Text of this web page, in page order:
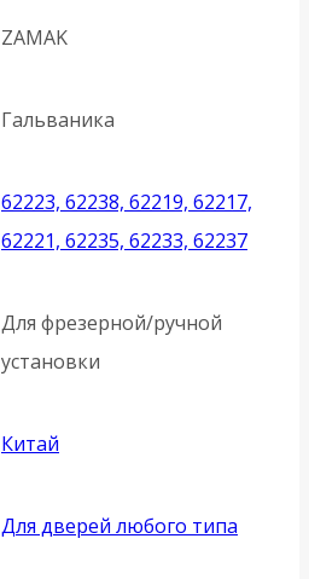
ZAMAK
Гальваника
62223, 62238, 62219, 62217,
62221, 62235, 62233, 62237
Для фрезерной/ручной
установки
Китай
Для дверей любого типа